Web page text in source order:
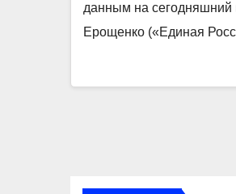
данным на сегодняшний
Ерощенко («Единая